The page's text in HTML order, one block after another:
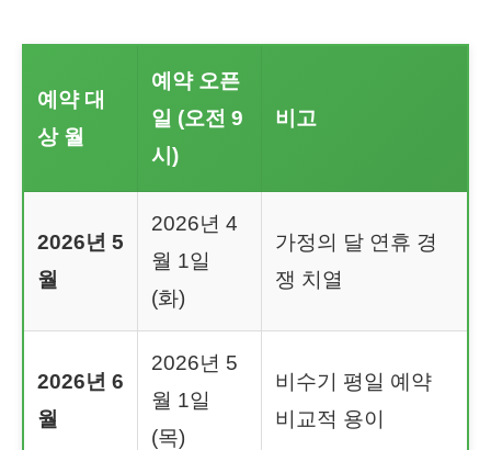
예약 대
상 월
예약 오픈
일 (오전 9
시)
비고
2026년 5
월
2026년 4
월 1일
(화)
가정의 달 연휴 경
쟁 치열
2026년 6
월
2026년 5
월 1일
(목)
비수기 평일 예약
비교적 용이